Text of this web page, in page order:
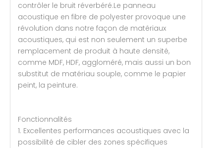
contrôler le bruit réverbéré.Le panneau
acoustique en fibre de polyester provoque une
révolution dans notre façon de matériaux
acoustiques, qui est non seulement un superbe
remplacement de produit à haute densité,
comme MDF, HDF, aggloméré, mais aussi un bon
substitut de matériau souple, comme le papier
peint, la peinture.
Fonctionnalités
1. Excellentes performances acoustiques avec la
possibilité de cibler des zones spécifiques